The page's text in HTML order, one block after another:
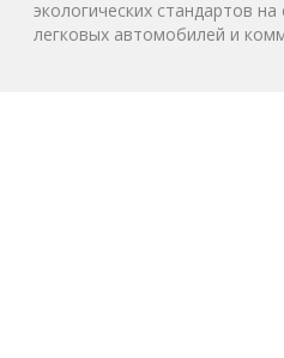
экологических стандартов
легковых автомобилей и